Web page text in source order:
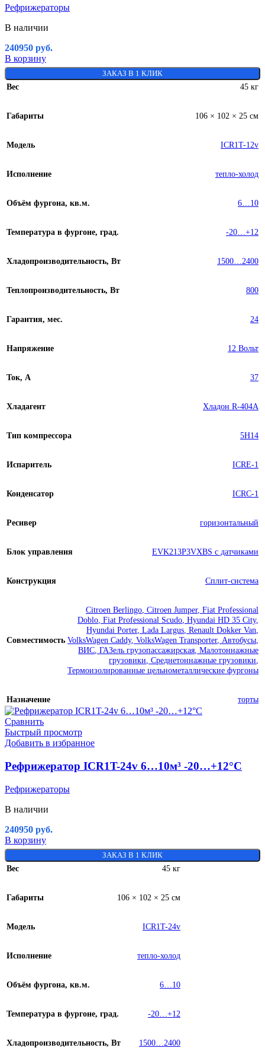
Рефрижераторы
В наличии
240950 руб.
В корзину
ЗАКАЗ В 1 КЛИК
Вес 45 кг
Габариты 106 × 102 × 25 см
Модель ICR1T-12v
Исполнение тепло-холод
Объём фургона, кв.м. 6…10
Температура в фургоне, град. -20…+12
Хладопроизводительность, Вт 1500…2400
Теплопроизводительность, Вт 800
Гарантия, мес. 24
Напряжение 12 Вольт
Ток, А 37
Хладагент Хладон R-404A
Тип компрессора 5H14
Испаритель ICRE-1
Конденсатор ICRC-1
Ресивер горизонтальный
Блок управления EVK213P3VXBS с датчиками
Конструкция Сплит-система
Совместимость
Citroen Berlingo, Citroen Jumper, Fiat Professional
Doblo, Fiat Professional Scudo, Hyundai HD 35 City,
Hyundai Porter, Lada Largus, Renault Dokker Van,
VolksWagen Caddy, VolksWagen Transporter, Автобусы,
ВИС, ГАЗель грузопассажирская, Малотоннажные
грузовики, Среднетоннажные грузовики,
Термоизолированные цельнометаллические фургоны
Назначение торты
Сравнить
Быстрый просмотр
Добавить в избранное
Рефрижератор ICR1T-24v 6…10м³ -20…+12°C
Рефрижераторы
В наличии
240950 руб.
В корзину
ЗАКАЗ В 1 КЛИК
Вес 45 кг
Габариты 106 × 102 × 25 см
Модель ICR1T-24v
Исполнение тепло-холод
Объём фургона, кв.м. 6…10
Температура в фургоне, град. -20…+12
Хладопроизводительность, Вт 1500…2400